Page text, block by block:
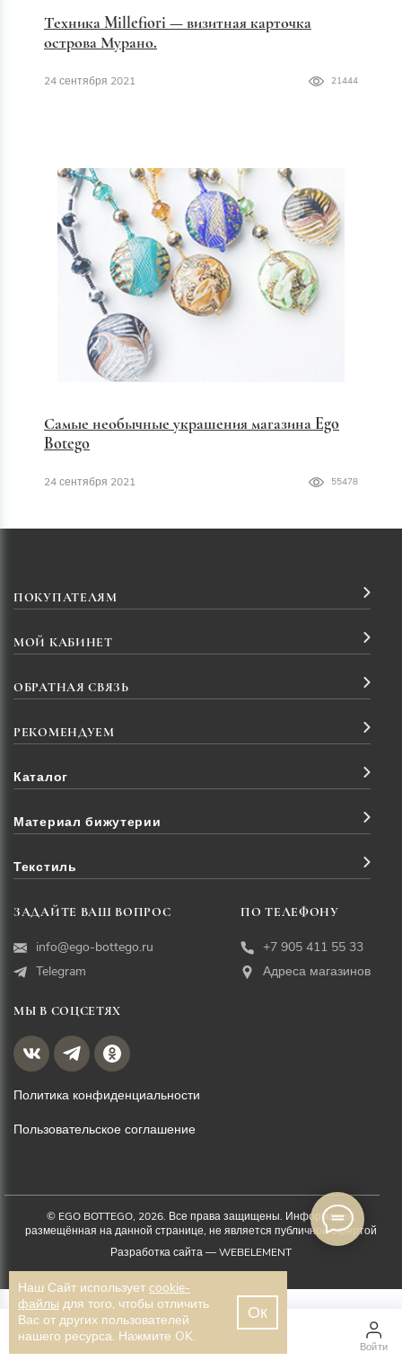
3 100 ₽
Техника Millefiori — визитная карточка
острова Мурано.
24 сентября 2021 21444
Самые необычные украшения магазина Ego
Botego
24 сентября 2021 55478
Войти
ПОКУПАТЕЛЯМ
МОЙ КАБИНЕТ
ОБРАТНАЯ СВЯЗЬ
РЕКОМЕНДУЕМ
Каталог
Материал бижутерии
Текстиль
ЗАДАЙТЕ ВАШ ВОПРОС
info@ego-bottego.ru
Telegram
ПО ТЕЛЕФОНУ
+7 905 411 55 33
Адреса магазинов
МЫ В СОЦСЕТЯХ
Политика конфиденциальности
Пользовательское соглашение
© EGO BOTTEGO, 2026. Все права защищены. Информация,
размещённая на данной странице, не является публичной офертой
Разработка сайта —WEBELEMENT
Наш Сайт использует cookie-
файлы для того, чтобы отличить
Вас от других пользователей
нашего ресурса. Нажмите OK.
Ок